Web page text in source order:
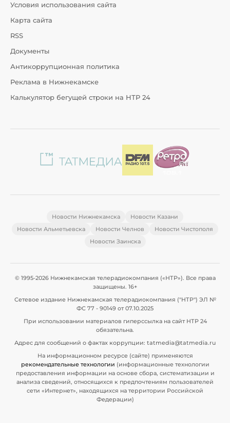
Условия использования сайта
Карта сайта
RSS
Документы
Антикоррупционная политика
Реклама в Нижнекамске
Калькулятор бегущей строки на НТР 24
Новости Нижнекамска
Новости Казани
Новости Альметьевска
Новости Челнов
Новости Чистополя
Новости Заинска
© 1995-2026 Нижнекамская телерадиокомпания («НТР»). Все права
защищены. 16+
Сетевое издание Нижнекамская телерадиокомпания ("НТР") ЭЛ №
ФС 77 - 90149 от 07.10.2025
При использовании материалов гиперссылка на сайт НТР 24
обязательна.
Адрес для сообщений о фактах коррупции: tatmedia@tatmedia.ru
На информационном ресурсе (сайте) применяются
рекомендательные технологии (информационные технологии
предоставления информации на основе сбора, систематизации и
анализа сведений, относящихся к предпочтениям пользователей
сети «Интернет», находящихся на территории Российской
Федерации)